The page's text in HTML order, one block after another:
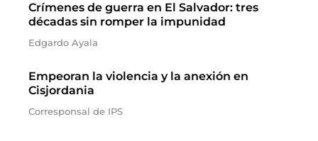
Crímenes de guerra en El Salvador: tres
décadas sin romper la impunidad
Edgardo Ayala
Empeoran la violencia y la anexión en
Cisjordania
Corresponsal de IPS